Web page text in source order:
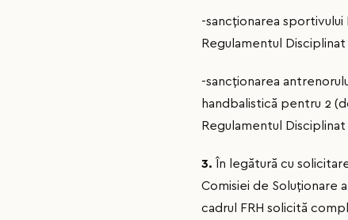
-sancţionarea sportivului
Regulamentul
-sancţionarea
handbalistică pentru 2
Regulamentul
3. În legătură cu
Comisiei de Soluționare
cadrul FRH solicită